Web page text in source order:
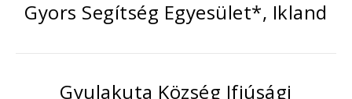
Gyors Segítség Egyesület*, Ikland
Gyulakuta Község Ifjúsági